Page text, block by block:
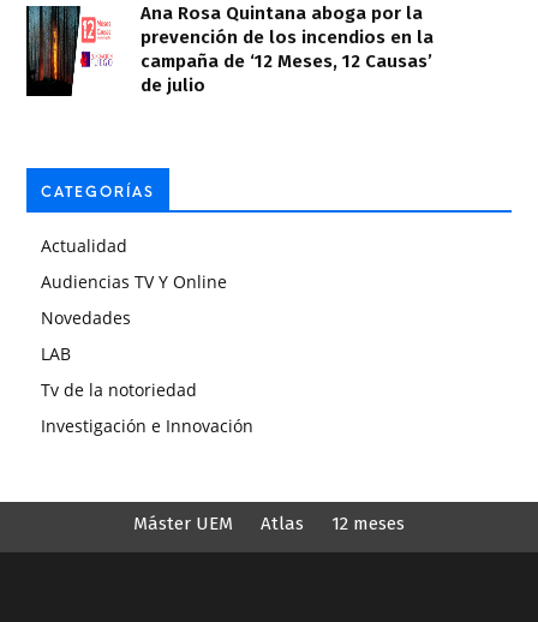
Ana Rosa Quintana aboga por la
prevención de los incendios en la
campaña de ‘12 Meses, 12 Causas’
de julio
CATEGORÍAS
Actualidad
Audiencias TV Y Online
Novedades
LAB
Tv de la notoriedad
Investigación e Innovación
Máster UEM Atlas 12 meses